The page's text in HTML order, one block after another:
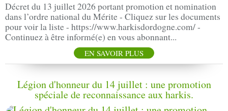
Décret du 13 juillet 2026 portant promotion et nomination
dans l’ordre national du Mérite - Cliquez sur les documents
pour voir la liste - https://www.harkisdordogne.com/ -
Continuez à être informé(e) en vous abonnant...
EN SAVOIR PLUS
Légion d'honneur du 14 juillet : une promotion
spéciale de reconnaissance aux harkis.